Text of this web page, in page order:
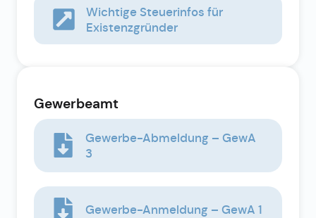
Wichtige Steuerinfos für
Existenzgründer
Gewerbeamt
Gewerbe-Abmeldung – GewA
3
Gewerbe-Anmeldung – GewA 1